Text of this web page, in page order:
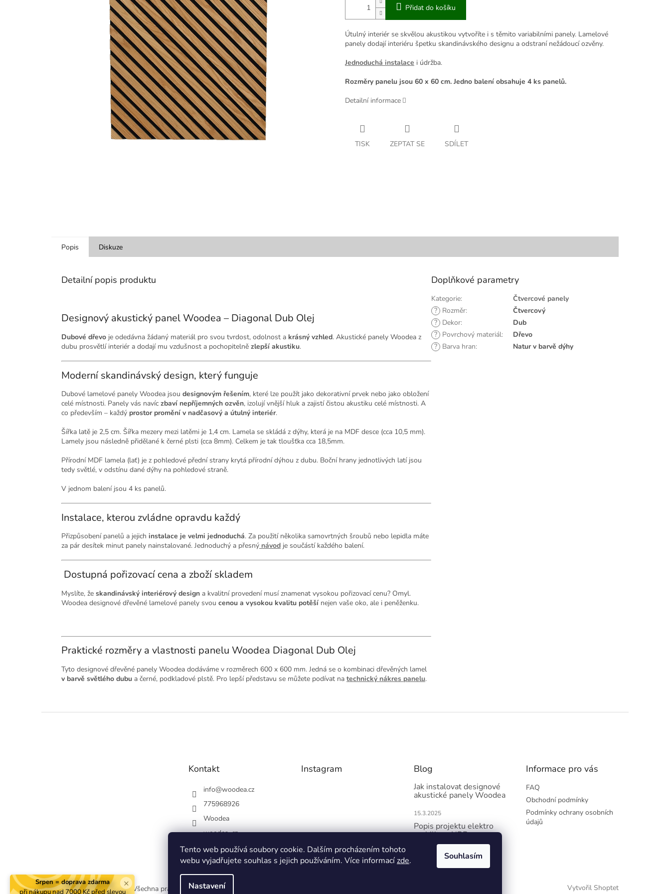
Tento web používá soubory cookie. Dalším procházením tohoto
webu vyjadřujete souhlas s jejich používáním. Více informacízde.
Nastavení
Souhlasím
Přidat do košíku
Útulný interiér se skvělou akustikou vytvoříte i s těmito variabilními panely. Lamelové
panely dodají interiéru špetku skandinávského designu a odstraní nežádoucí ozvěny.
Jednoduchá instalace i údržba.
Rozměry panelu jsou 60 x 60 cm. Jedno balení obsahuje 4 ks panelů.
Detailní informace
TISK ZEPTAT SE SDÍLET
Popis Diskuze
Detailní popis produktu
Designový akustický panel Woodea – Diagonal Dub Olej
Dubové dřevo je odedávna žádaný materiál pro svou tvrdost, odolnost a krásný vzhled. Akustické panely Woodea z
dubu prosvětlí interiér a dodají mu vzdušnost a pochopitelně zlepší akustiku.
Moderní skandinávský design, který funguje
Dubové lamelové panely Woodea jsou designovým řešením, které lze použít jako dekorativní prvek nebo jako obložení
celé místnosti. Panely vás navíc zbaví nepříjemných ozvěn, izolují vnější hluk a zajistí čistou akustiku celé místnosti. A
co především – každý prostor promění v nadčasový a útulný interiér.
Šířka latě je 2,5 cm. Šířka mezery mezi latěmi je 1,4 cm. Lamela se skládá z dýhy, která je na MDF desce (cca 10,5 mm).
Lamely jsou následně přidělané k černé plsti (cca 8mm). Celkem je tak tloušťka cca 18,5mm.
Přírodní MDF lamela (lať) je z pohledové přední strany krytá přírodní dýhou z dubu. Boční hrany jednotlivých latí jsou
tedy světlé, v odstínu dané dýhy na pohledové straně.
V jednom balení jsou 4 ks panelů.
Instalace, kterou zvládne opravdu každý
Přizpůsobení panelů a jejich instalace je velmi jednoduchá. Za použití několika samovrtných šroubů nebo lepidla máte
za pár desítek minut panely nainstalované. Jednoduchý a přesný návod je součástí každého balení.
Dostupná pořizovací cena a zboží skladem
Myslíte, že skandinávský interiérový design a kvalitní provedení musí znamenat vysokou pořizovací cenu? Omyl.
Woodea designové dřevěné lamelové panely svou cenou a vysokou kvalitu potěší nejen vaše oko, ale i peněženku.
Praktické rozměry a vlastnosti panelu Woodea Diagonal Dub Olej
Tyto designové dřevěné panely Woodea dodáváme v rozměrech 600 x 600 mm. Jedná se o kombinaci dřevěných lamel
v barvě světlého dubu a černé, podkladové plstě. Pro lepší představu se můžete podívat na technický nákres panelu.
Doplňkové parametry
Kategorie:
Čtvercové panely
? Rozměr:
Čtvercový
? Dekor:
Dub
? Povrchový materiál:
Dřevo
? Barva hran: Natur v barvě dýhy
Kontakt
info@woodea.cz
775968926
Woodea
woodea_cz
Instagram
Sledovat na Instagramu
Blog
Jak instalovat designové
akustické panely Woodea
15.3.2025
Popis projektu elektro
mobilita s NRB
Informace pro vás
FAQ
Obchodní podmínky
Podmínky ochrany osobních
údajů
Vytvořil Shoptet
Copyright 2026 Woodea. Všechna práva vyhrazena.Upravit nastavení cookies
×
Srpen = doprava zdarma
při nákupu nad 7000 Kč před slevou